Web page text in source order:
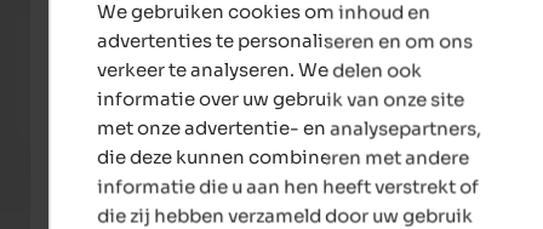
Falkensteiner Hotel Antholz
Experience a romantic getaway for two in our hideaway,
far away from the hustle and bustle of everyday life.
To the hotel
We gebruiken cookies om inhoud en
advertenties te personaliseren en om ons
verkeer te analyseren. We delen ook
informatie over uw gebruik van onze site
met onze advertentie- en analysepartners,
die deze kunnen combineren met andere
informatie die u aan hen heeft verstrekt of
die zij hebben verzameld door uw gebruik